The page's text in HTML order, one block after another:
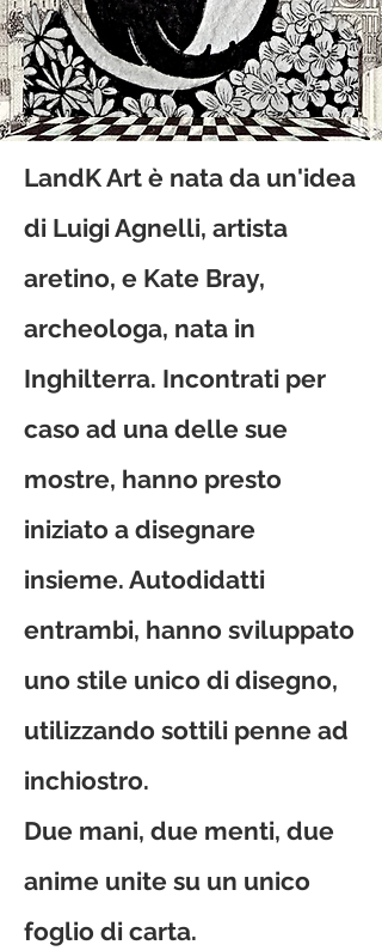
LandK Art è nata da un'idea
di Luigi Agnelli, artista
aretino, e Kate Bray,
archeologa, nata in
Inghilterra. Incontrati per
caso ad una delle sue
mostre, hanno presto
iniziato a disegnare
insieme. Autodidatti
entrambi, hanno sviluppato
uno stile unico di disegno,
utilizzando sottili penne ad
inchiostro.
Due mani, due menti, due
anime unite su un unico
foglio di carta.